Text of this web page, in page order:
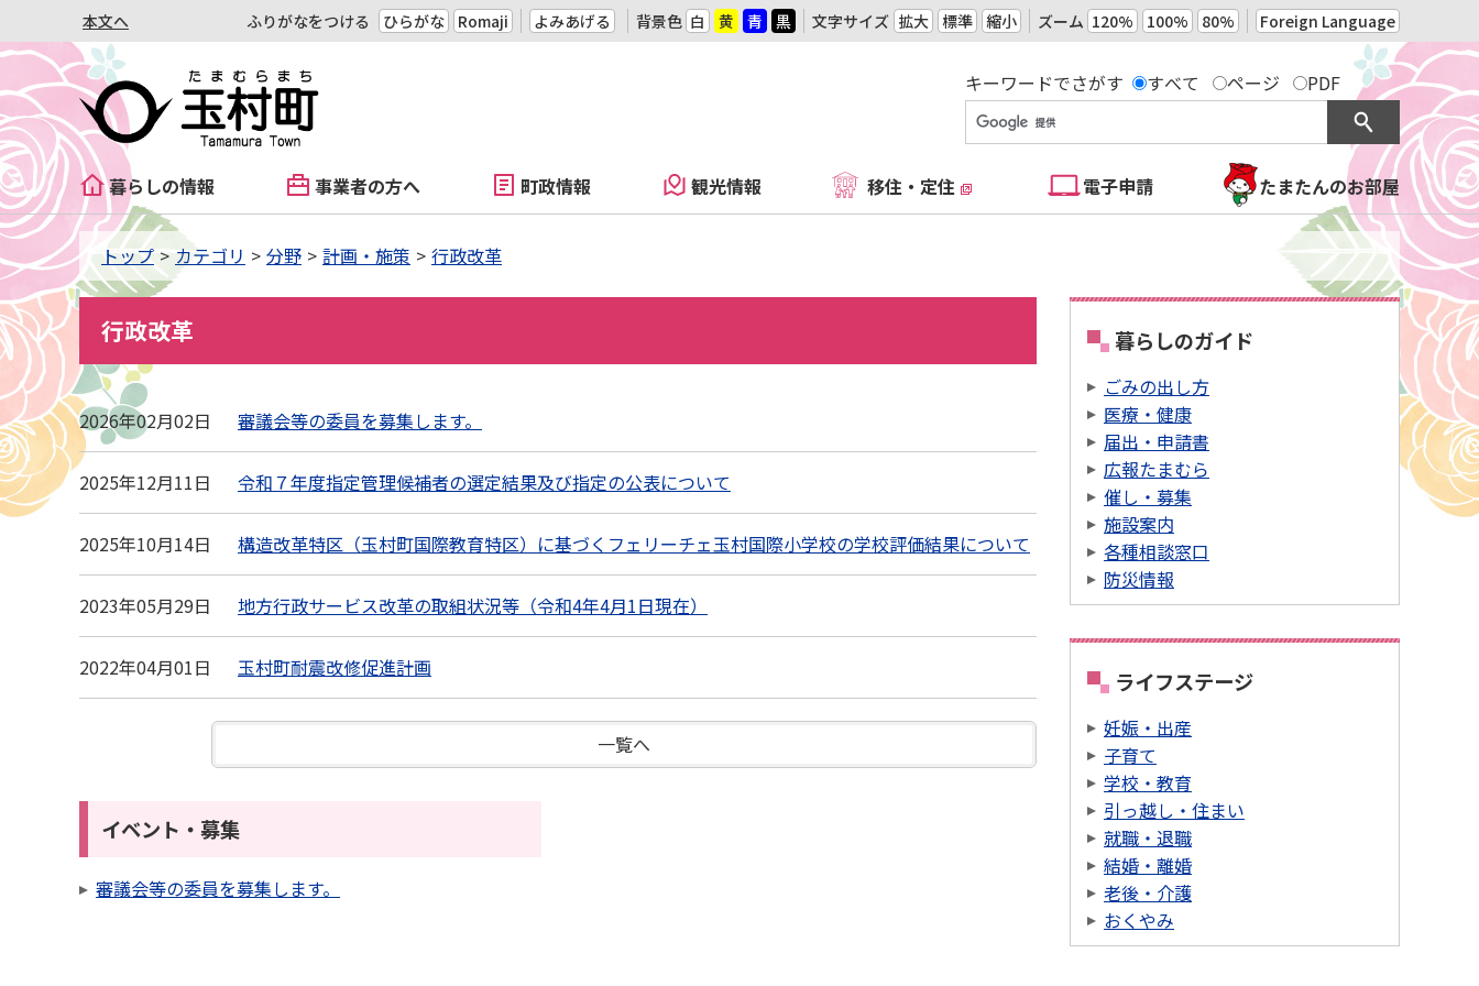
本文へ ふりがなをつける ひらがな Romaji よみあげる 背景色 白 黄 青 黒 文字サイズ 拡大 標準 縮小 ズーム 120% 100% 80% Foreign Language
キーワードでさがす すべて ページ PDF
暮らしの情報 事業者の方へ 町政情報 観光情報 移住・定住 電子申請 たまたんのお部屋
トップ カテゴリ 分野 計画・施策 行政改革
行政改革
2026年02月02日 審議会等の委員を募集します。
2025年12月11日 令和７年度指定管理候補者の選定結果及び指定の公表について
2025年10月14日 構造改革特区（玉村町国際教育特区）に基づくフェリーチェ玉村国際小学校の学校評価結果について
2023年05月29日 地方行政サービス改革の取組状況等（令和4年4月1日現在）
2022年04月01日 玉村町耐震改修促進計画
一覧へ
イベント・募集
審議会等の委員を募集します。
暮らしのガイド
ごみの出し方
医療・健康
届出・申請書
広報たまむら
催し・募集
施設案内
各種相談窓口
防災情報
ライフステージ
妊娠・出産
子育て
学校・教育
引っ越し・住まい
就職・退職
結婚・離婚
老後・介護
おくやみ